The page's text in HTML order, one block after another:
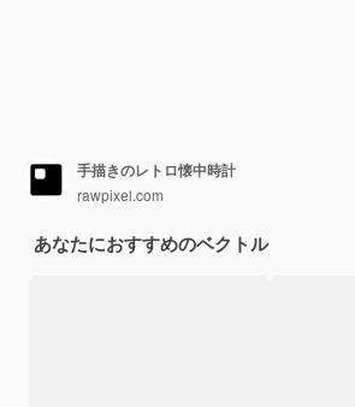
手描きのレトロ懐中時計
rawpixel.com
あなたにおすすめのベクトル